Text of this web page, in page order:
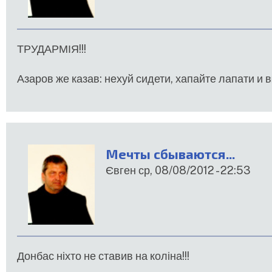
ТРУДАРМІЯ!!!
Азаров же казав: нехуй сидети, хапайте лапати и
Мечты сбываются...
Євген ср, 08/08/2012 - 22:53
Донбас ніхто не ставив на коліна!!!